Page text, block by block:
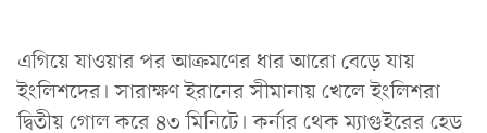
এগিয়ে যাওয়ার পর আক্রমণের ধার আরো বেড়ে যায়
ইংলিশদের। সারাক্ষণ ইরানের সীমানায় খেলে ইংলিশরা
দ্বিতীয় গোল করে ৪৩ মিনিটে। কর্নার থেক ম্যাগুইরের হেড